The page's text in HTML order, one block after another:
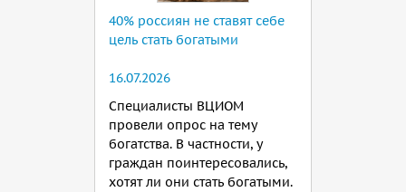
40% россиян не ставят себе
цель стать богатыми
16.07.2026
Специалисты ВЦИОМ
провели опрос на тему
богатства. В частности, у
граждан поинтересовались,
хотят ли они стать богатыми.